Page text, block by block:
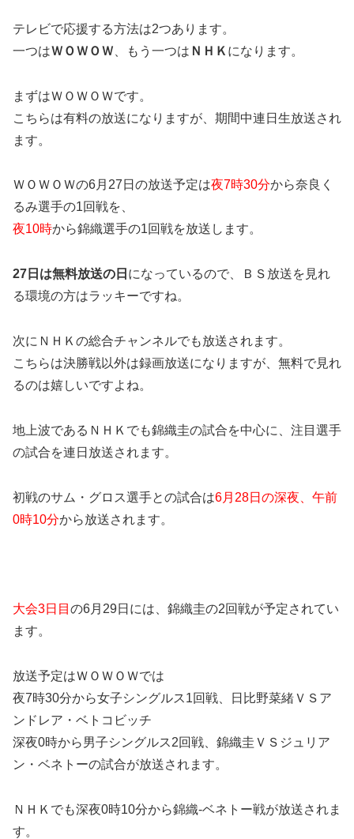
テレビで応援する方法は2つあります。
一つはＷＯＷＯＷ 、もう一つは ＮＨＫ になります。
まずはＷＯＷＯＷです。
こちらは有料の放送になりますが、期間中連日生放送され
ます。
ＷＯＷＯＷの6月27日の放送予定は夜7時30分から奈良く
るみ選手の1回戦を、
夜10時から錦織選手の1回戦を放送します。
27日は無料放送の日 になっているので、ＢＳ放送を見れ
る環境の方はラッキーですね。
次にＮＨＫの総合チャンネルでも放送されます。
こちらは決勝戦以外は録画放送になりますが、無料で見れ
るのは嬉しいですよね。
地上波であるＮＨＫでも錦織圭の試合を中心に、注目選手
の試合を連日放送されます。
初戦のサム・グロス選手との試合は6月28日の深夜、午前
0時10分から放送されます。
大会3日目 の6月29日には、錦織圭の2回戦が予定されてい
ます。
放送予定はＷＯＷＯＷでは
夜7時30分から女子シングルス1回戦、日比野菜緒ＶＳア
ンドレア・ベトコビッチ
深夜0時から男子シングルス2回戦、錦織圭ＶＳジュリア
ン・ベネトーの試合が放送されます。
ＮＨＫでも深夜0時10分から錦織-ベネトー戦が放送されま
す。